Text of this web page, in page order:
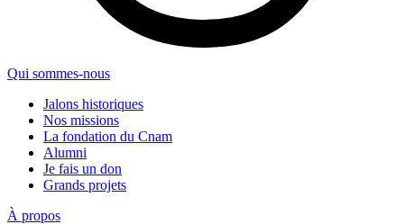
Qui sommes-nous
Jalons historiques
Nos missions
La fondation du Cnam
Alumni
Je fais un don
Grands projets
À propos